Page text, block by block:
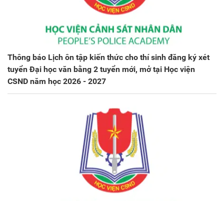
Thông báo Lịch ôn tập kiến thức cho thí sinh đăng ký xét
tuyển Đại học văn bằng 2 tuyển mới, mở tại Học viện
CSND năm học 2026 - 2027